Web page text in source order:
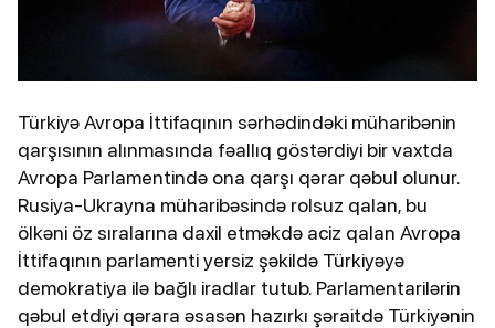
Türkiyə Avropa İttifaqının sərhədindəki müharibənin
qarşısının alınmasında fəallıq göstərdiyi bir vaxtda
Avropa Parlamentində ona qarşı qərar qəbul olunur.
Rusiya-Ukrayna müharibəsində rolsuz qalan, bu
ölkəni öz sıralarına daxil etməkdə aciz qalan Avropa
İttifaqının parlamenti yersiz şəkildə Türkiyəyə
demokratiya ilə bağlı iradlar tutub. Parlamentarilərin
qəbul etdiyi qərara əsasən hazırkı şəraitdə Türkiyənin